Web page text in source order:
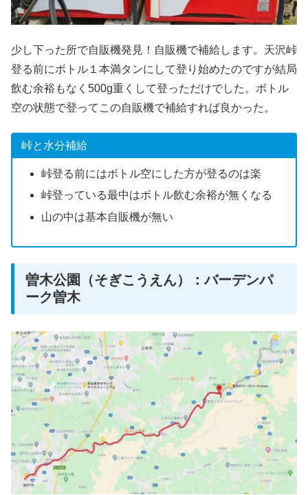
少し下った所で自販機発見！自販機で補給します。天沢峠
登る前にボトル１本満タンにして登り始めたのですが結局
飲む余裕もなく500g重くして登っただけでした。ボトル
空の状態で登ってこの自販機で補給すれば良かった。
峠と水分補給
峠登る前にはボトル空にした方が登るのは楽
峠登っている最中はボトル飲む余裕が無くなる
山の中は基本自販機が無い
曽木公園（そぎこうえん）：バーデンパ
ーク曽木